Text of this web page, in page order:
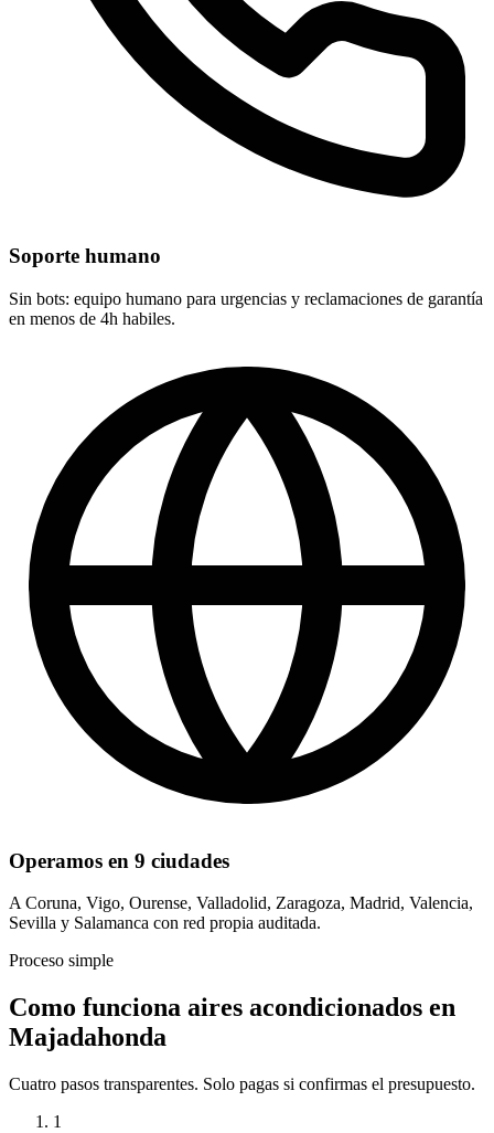
Soporte humano
Sin bots: equipo humano para urgencias y reclamaciones de garantía
en menos de 4h habiles.
Operamos en 9 ciudades
A Coruna, Vigo, Ourense, Valladolid, Zaragoza, Madrid, Valencia,
Sevilla y Salamanca con red propia auditada.
Proceso simple
Como funciona aires acondicionados en
Majadahonda
Cuatro pasos transparentes. Solo pagas si confirmas el presupuesto.
1